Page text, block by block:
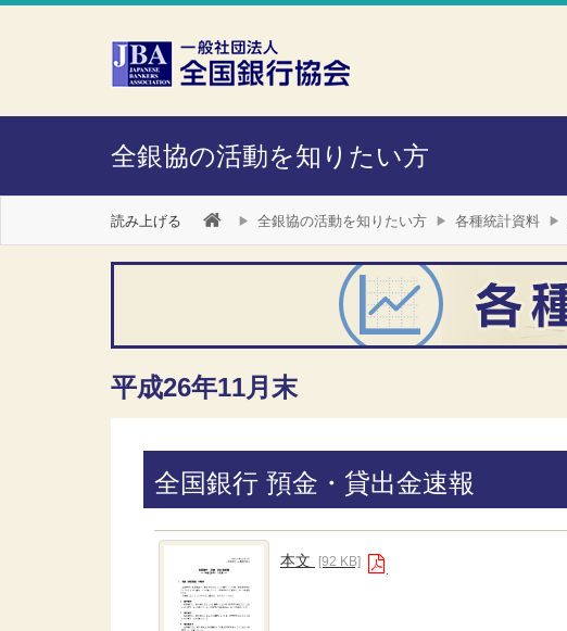
本文へスキップ
障がい者向け相談窓口
全銀協の活動を知りたい方
読み上げる 全銀協の活動を知りたい方 各種統計資料
平成26年11月末
全国銀行 預金・貸出金速報
本文 [92 KB]